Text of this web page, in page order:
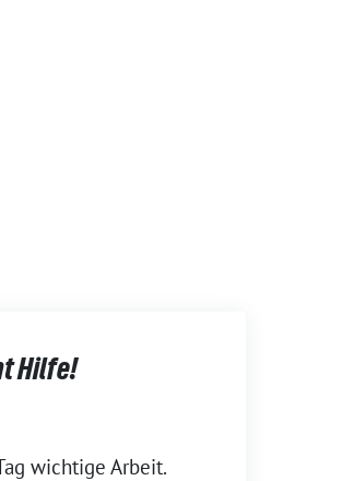
Hilfe!
wichtige Arbeit.